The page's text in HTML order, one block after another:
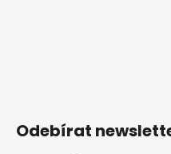
Odebírat